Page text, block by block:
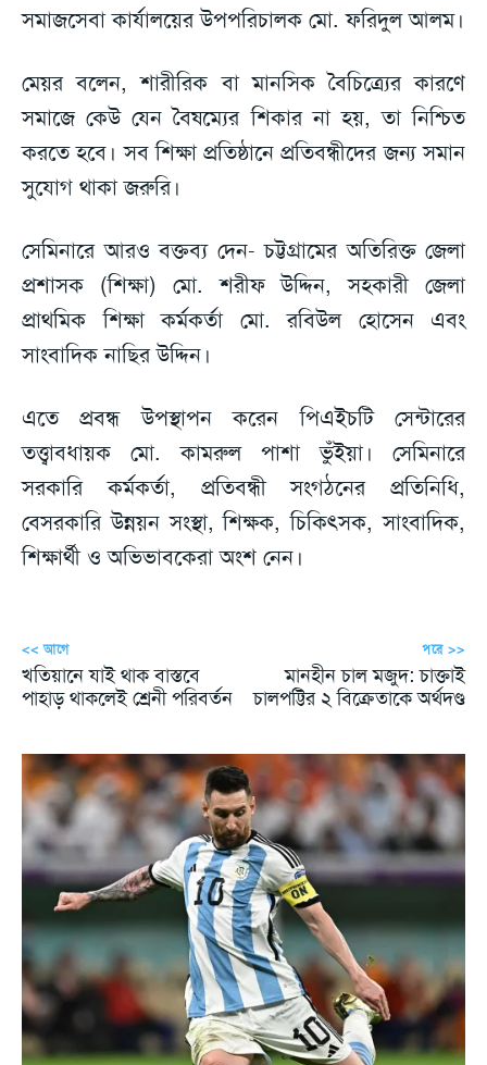
সমাজসেবা কার্যালয়ের উপপরিচালক মো. ফরিদুল আলম।
মেয়র বলেন, শারীরিক বা মানসিক বৈচিত্র্যের কারণে
সমাজে কেউ যেন বৈষম্যের শিকার না হয়, তা নিশ্চিত
করতে হবে। সব শিক্ষা প্রতিষ্ঠানে প্রতিবন্ধীদের জন্য সমান
সুযোগ থাকা জরুরি।
সেমিনারে আরও বক্তব্য দেন- চট্টগ্রামের অতিরিক্ত জেলা
প্রশাসক (শিক্ষা) মো. শরীফ উদ্দিন, সহকারী জেলা
প্রাথমিক শিক্ষা কর্মকর্তা মো. রবিউল হোসেন এবং
সাংবাদিক নাছির উদ্দিন।
এতে প্রবন্ধ উপস্থাপন করেন পিএইচটি সেন্টারের
তত্ত্বাবধায়ক মো. কামরুল পাশা ভুঁইয়া। সেমিনারে
সরকারি কর্মকর্তা, প্রতিবন্ধী সংগঠনের প্রতিনিধি,
বেসরকারি উন্নয়ন সংস্থা, শিক্ষক, চিকিৎসক, সাংবাদিক,
শিক্ষার্থী ও অভিভাবকেরা অংশ নেন।
<< আগে
খতিয়ানে যাই থাক বাস্তবে
পাহাড় থাকলেই শ্রেনী পরিবর্তন
পরে >>
মানহীন চাল মজুদ: চাক্তাই
চালপট্টির ২ বিক্রেতাকে অর্থদণ্ড